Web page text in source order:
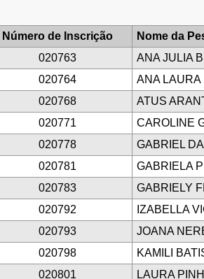
Número de Inscrição Nome da
020763
ANA JULIA
020764
ANA LAURA
020768
ATUS
020771
CAROLINE
020778
GABRIEL
020781
GABRIELA
020783
GABRIELY
020792
IZABELLA
020793
JOANA
020798
KAMILI
020801
LAURA